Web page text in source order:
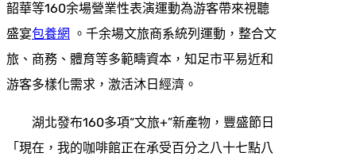
韶華等160余場營業性表演運動為游客帶來視聽
盛宴包養網 。千余場文旅商系統列運動，整合文
旅、商務、體育等多範疇資本，知足市平易近和
游客多樣化需求，激活沐日經濟。
湖北發布160多項“文旅+”新產物，豐盛節日
「現在，我的咖啡館正在承受百分之八十七點八